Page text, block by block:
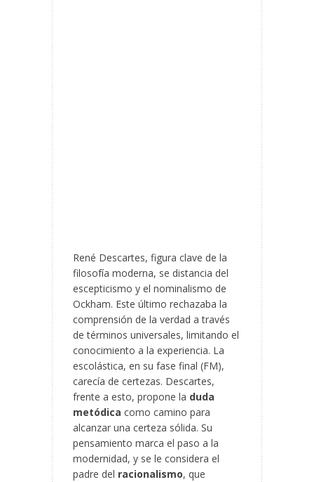
René Descartes, figura clave de la
filosofía moderna, se distancia del
escepticismo y el nominalismo de
Ockham. Este último rechazaba la
comprensión de la verdad a través
de términos universales, limitando el
conocimiento a la experiencia. La
escolástica, en su fase final (FM),
carecía de certezas. Descartes,
frente a esto, propone la duda
metódica como camino para
alcanzar una certeza sólida. Su
pensamiento marca el paso a la
modernidad, y se le considera el
padre del racionalismo, que